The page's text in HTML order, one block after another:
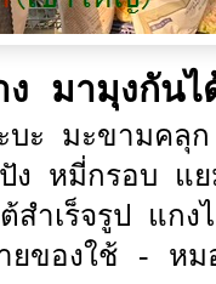
มามุงกันไ
ะ มะขามคลุ
ง หมี่กรอบ แ
ำเร็จรูป แกง
ายของใช้ -